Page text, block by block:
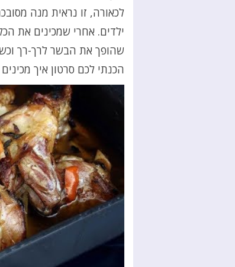
לכאורה, זו נראית מנה
ילדים. אחרי שמכינים את
שהופך את הבשר לרך-רך
הכנתי לכם סרטון איך